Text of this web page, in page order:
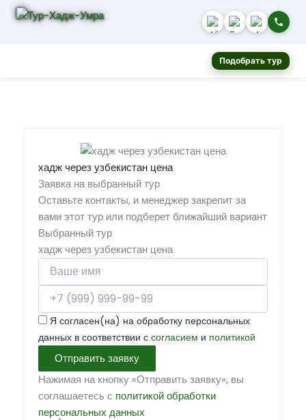
Подобрать тур
хадж через узбекистан цена
Заявка на выбранный тур
Оставьте контакты, и менеджер закрепит за
вами этот тур или подберет ближайший вариант
Выбранный тур
хадж через узбекистан цена
Я согласен(на) на обработку персональных
данных в соответствии с согласием и политикой
Отправить заявку
Нажимая на кнопку «Отправить заявку», вы
соглашаетесь с политикой обработки
персональных данных